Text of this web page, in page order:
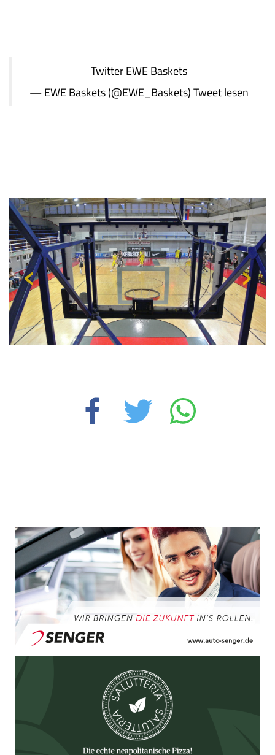
TwitterEWE Baskets
— EWE Baskets (@EWE_Baskets)Tweet lesen